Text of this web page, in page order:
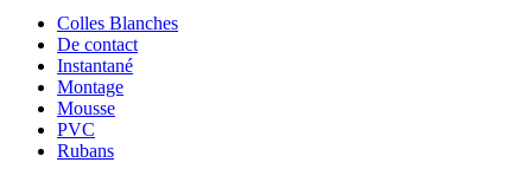
Colles Blanches
De contact
Instantané
Montage
Mousse
PVC
Rubans